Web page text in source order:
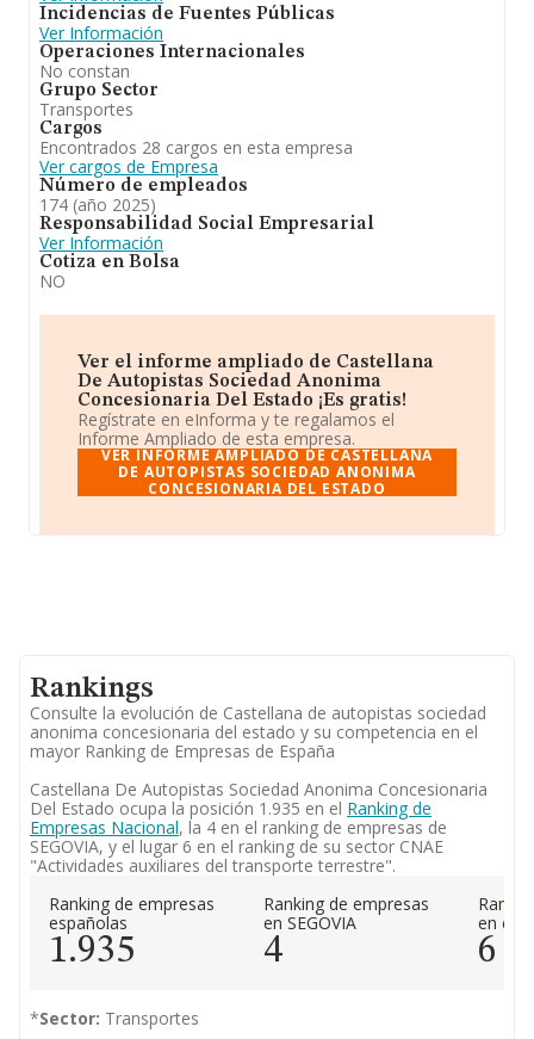
alcanzado un importante crecimiento respecto al
(2024), aunque se ha posicionado más abajo en el
ranking nacional (de todas las empresas presentes en el
territorio) frente al 2024. Frente al 2024, en el ranking
nacional, de todas las empresas en España, la empresa
ha retrocedido.
Incidencias de Fuentes Públicas
Ver Información
Operaciones Internacionales
No constan
Grupo Sector
Transportes
Cargos
Encontrados 28 cargos en esta empresa
Ver cargos de Empresa
Número de empleados
174 (año 2025)
Responsabilidad Social Empresarial
Ver Información
Cotiza en Bolsa
NO
Ver el informe ampliado de Castellana
De Autopistas Sociedad Anonima
Concesionaria Del Estado ¡Es gratis!
Regístrate en eInforma y te regalamos el
Informe Ampliado de esta empresa.
VER INFORME AMPLIADO DE CASTELLANA
DE AUTOPISTAS SOCIEDAD ANONIMA
CONCESIONARIA DEL ESTADO
Rankings
Consulte la evolución de Castellana de autopistas sociedad
anonima concesionaria del estado y su competencia en el
mayor Ranking de Empresas de España
Castellana De Autopistas Sociedad Anonima Concesionaria
Del Estado ocupa la posición 1.935 en el Ranking de
Empresas Nacional, la 4 en el ranking de empresas de
SEGOVIA, y el lugar 6 en el ranking de su sector CNAE
"Actividades auxiliares del transporte terrestre".
Ranking de empresas
españolas
1.935
Ranking de empresas
en SEGOVIA
4
en el
6
*Sector: Transportes